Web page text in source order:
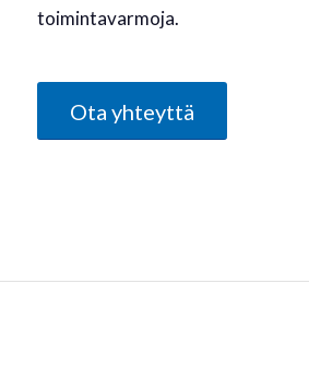
toimintavarmoja.
Ota yhteyttä